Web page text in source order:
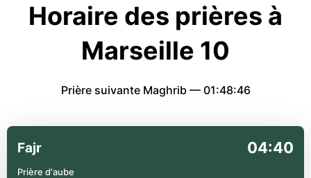
Horaire des prières à
Marseille 10
Prière suivante Maghrib — 01:48:46
Fajr 04:40
Prière d'aube